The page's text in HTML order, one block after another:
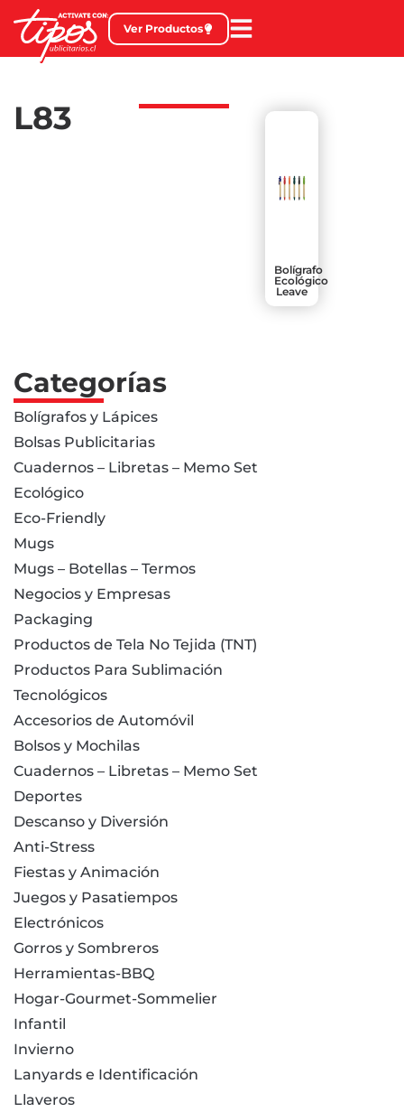
Ver Productos
L83
Bolígrafo
Ecológico
Leave
Categorías
Bolígrafos y Lápices
Bolsas Publicitarias
Cuadernos – Libretas – Memo Set
Ecológico
Eco-Friendly
Mugs
Mugs – Botellas – Termos
Negocios y Empresas
Packaging
Productos de Tela No Tejida (TNT)
Productos Para Sublimación
Tecnológicos
Accesorios de Automóvil
Bolsos y Mochilas
Cuadernos – Libretas – Memo Set
Deportes
Descanso y Diversión
Anti-Stress
Fiestas y Animación
Juegos y Pasatiempos
Electrónicos
Gorros y Sombreros
Herramientas-BBQ
Hogar-Gourmet-Sommelier
Infantil
Invierno
Lanyards e Identificación
Llaveros